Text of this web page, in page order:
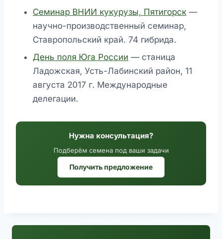
Семинар ВНИИ кукурузы, Пятигорск —
научно-производственный семинар,
Ставропольский край. 74 гибрида.
День поля Юга России — станица
Ладожская, Усть-Лабинский район, 11
августа 2017 г. Международные
делегации.
Нужна консультация?
Подберём семена под ваши задачи
Получить предложение